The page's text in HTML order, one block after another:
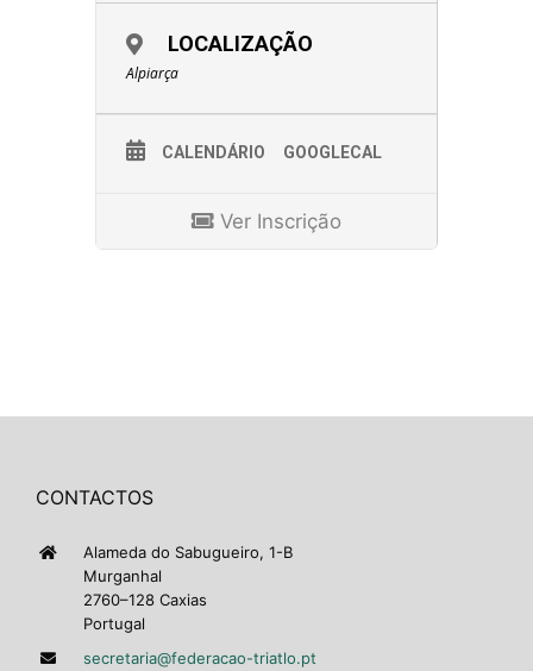
LOCALIZAÇÃO
Alpiarça
CALENDÁRIO GOOGLECAL
Ver Inscrição
CONTACTOS
Alameda do Sabugueiro, 1-B
Murganhal
2760–128 Caxias
Portugal
secretaria@federacao-triatlo.pt